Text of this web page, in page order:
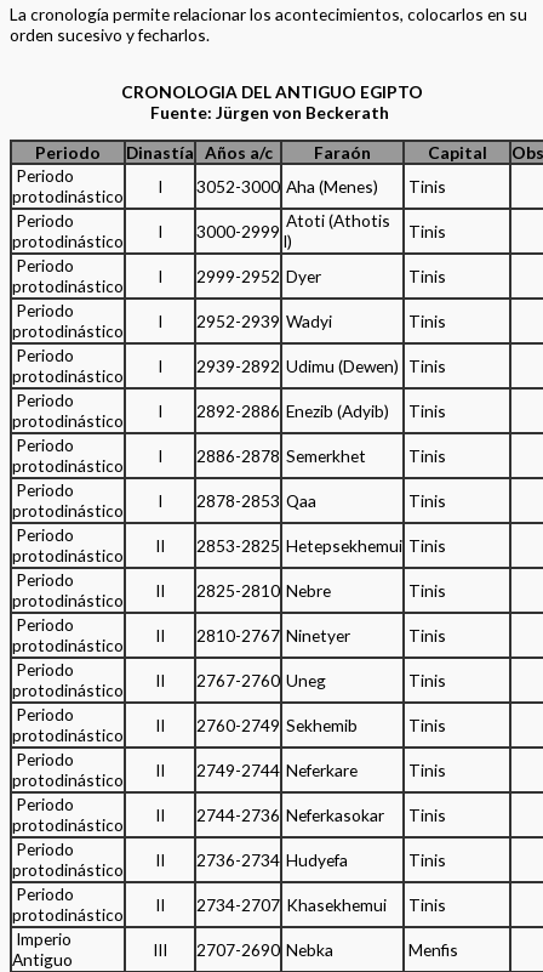
La cronología permite relacionar los acontecimientos, colocarlos en su
orden sucesivo y fecharlos.
CRONOLOGIA DEL ANTIGUO EGIPTO
Fuente: Jürgen von Beckerath
Periodo
Dinastía Años a/c Faraón Capital
Periodo
protodinástico
I 3052-3000 Aha (Menes)
Tinis
Periodo
protodinástico
I 3000-2999
Atoti (Athotis
I)
Tinis
Periodo
protodinástico
I 2999-2952 Dyer
Tinis
Periodo
protodinástico
I 2952-2939 Wadyi
Tinis
Periodo
protodinástico
I 2939-2892 Udimu (Dewen) Tinis
Periodo
protodinástico
I 2892-2886 Enezib (Adyib)
Tinis
Periodo
protodinástico
I 2886-2878 Semerkhet
Tinis
Periodo
protodinástico
I 2878-2853 Qaa
Tinis
Periodo
protodinástico
II 2853-2825 Hetepsekhemui Tinis
Periodo
protodinástico
II 2825-2810 Nebre
Tinis
Periodo
protodinástico
II 2810-2767 Ninetyer
Tinis
Periodo
protodinástico
II 2767-2760 Uneg
Tinis
Periodo
protodinástico
II 2760-2749 Sekhemib
Tinis
Periodo
protodinástico
II 2749-2744 Neferkare
Tinis
Periodo
protodinástico
II 2744-2736 Neferkasokar
Tinis
Periodo
protodinástico
II 2736-2734 Hudyefa
Tinis
Periodo
protodinástico
II 2734-2707 Khasekhemui
Tinis
Imperio
Antiguo
III 2707-2690 Nebka
Menfis